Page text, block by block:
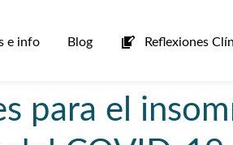
e info Blog Reflexiones
para el